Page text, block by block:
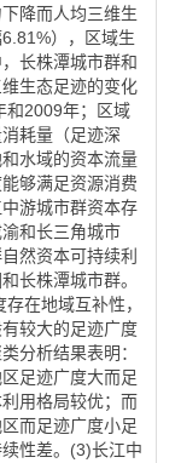
降而人均三维生
），区域生
长株潭城市群和
生态足迹的变化
和2009年；区域
耗量（足迹深
水域的资本流量
能够满足资源消费
游城市群资本存
和长三角城市
然资本可持续利
长株潭城市群。
在地域互补性，
较大的足迹广度
分析结果表明：
足迹广度大而足
用格局较优；而
而足迹广度小足
性差。(3)长江中